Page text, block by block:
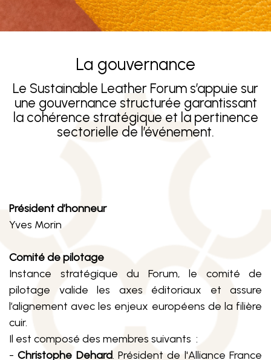
La gouvernance
Le Sustainable Leather Forum s’appuie sur
une gouvernance structurée garantissant
la cohérence stratégique et la pertinence
sectorielle de l’événement.
Président d’honneur
Yves Morin
Comité de pilotage
Instance stratégique du Forum, le comité de
pilotage valide les axes éditoriaux et assure
l’alignement avec les enjeux européens de la filière
cuir.
Il est composé des membres suivants :
-Christophe Dehard. Président de l'Alliance France